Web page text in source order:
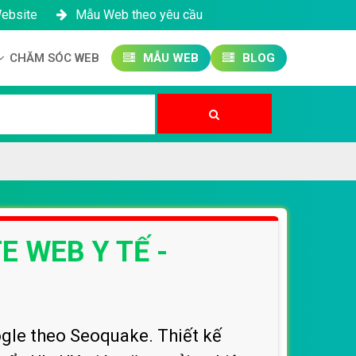
Mẫu Web theo yêu cầu
CHĂM SÓC WEB MẪU WEB BLOG
WEB Y TẾ -
theo Seoquake. Thiết kế